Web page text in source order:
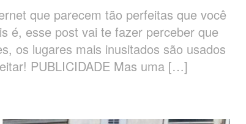
que parecem tão perfeitas que você
é, esse post vai te fazer perceber que
os lugares mais inusitados são usados
PUBLICIDADE Mas uma […]